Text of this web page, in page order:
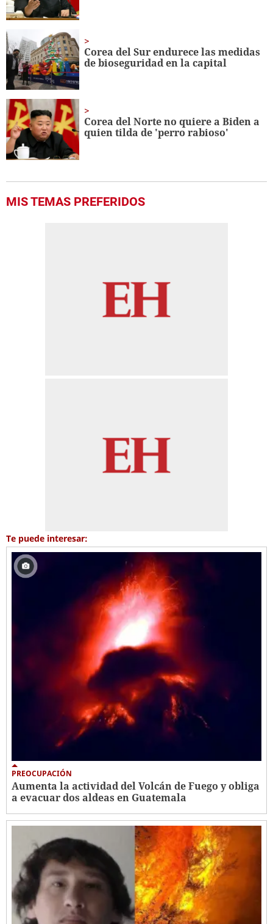
Corea del Sur endurece las medidas
de bioseguridad en la capital
Corea del Norte no quiere a Biden a
quien tilda de 'perro rabioso'
MIS TEMAS PREFERIDOS
Te puede interesar:
PREOCUPACIÓN
Aumenta la actividad del Volcán de Fuego y obliga
a evacuar dos aldeas en Guatemala